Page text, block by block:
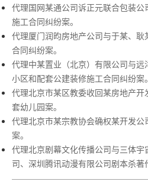
代理国网某通公司诉正元联合包装
施工合同纠纷案。
代理厦门润昀房地产公司与于某、
合同纠纷案。
代理中某置业（北京）有限公司与
小区和配套公建装修施工合同纠纷案。
代理北京市某区教委收回某房地产
套幼儿园案。
代理北京市某宗教协会确权某开发
案。
代理北京剧幕文化传播公司与三体
司、深圳腾讯动漫有限公司剧本杀著